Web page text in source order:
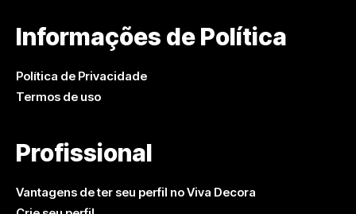
Informações de Política
Política de Privacidade
Termos de uso
Profissional
Vantagens de ter seu perfil no Viva Decora